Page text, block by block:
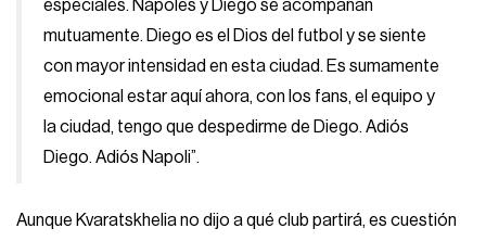
especiales. Nápoles y Diego se acompañan
mutuamente. Diego es el Dios del futbol y se siente
con mayor intensidad en esta ciudad. Es sumamente
emocional estar aquí ahora, con los fans, el equipo y
la ciudad, tengo que despedirme de Diego. Adiós
Diego. Adiós Napoli”.
Aunque Kvaratskhelia no dijo a qué club partirá, es cuestión